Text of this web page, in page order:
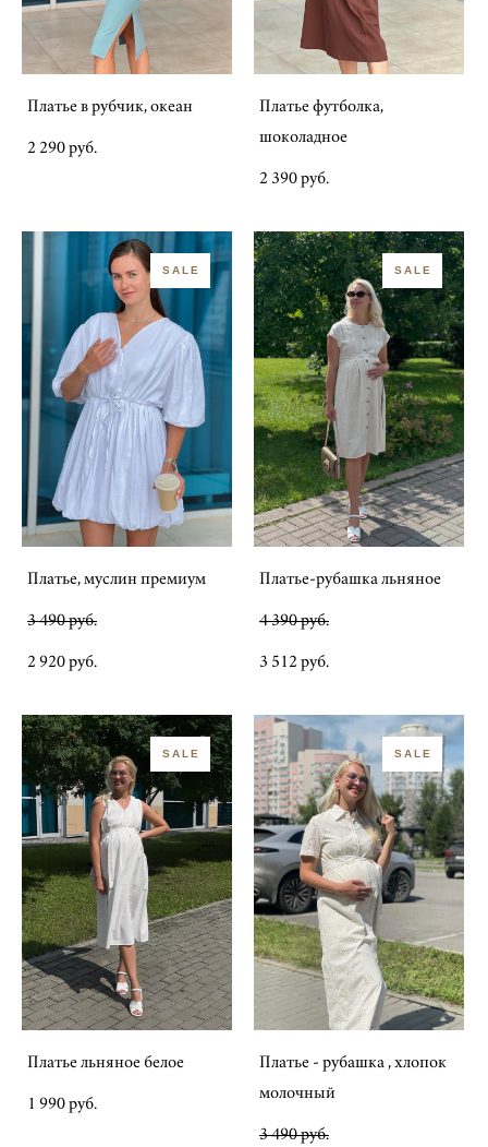
Платье в рубчик, океан
2 290 pуб.
Платье футболка,
шоколадное
2 390 pуб.
SALE
Платье, муслин премиум
3 490 pуб.
2 920 pуб.
SALE
Платье-рубашка льняное
4 390 pуб.
3 512 pуб.
SALE
Платье льняное белое
1 990 pуб.
SALE
Платье - рубашка , хлопок
молочный
3 490 pуб.